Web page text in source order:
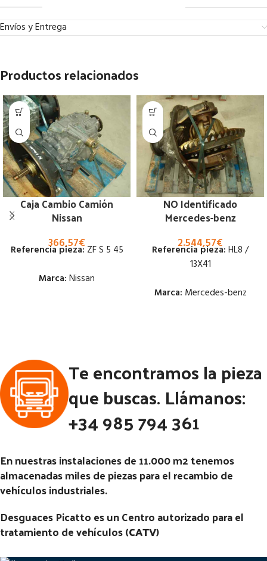
Envíos y Entrega
Productos relacionados
Caja Cambio Camión
Nissan
366,57€
Referencia pieza:ZF S 5 45
Marca: Nissan
Notas:[VP]NISSAN SERIE M
E1 130.15 | 01.92 - 12.96
Código Pieza:
45282
NO Identificado
Mercedes-benz
2.544,57€
Referencia pieza: HL8 /
13X41
Marca: Mercedes-benz
Notas:[VP]MERCEDES-BENZ
ACTROS I E2 1843 RG (4X2) |
02.96 - 02.01
Código Pieza:
Te encontramos la pieza
que buscas. Llámanos:
+34 985 794 361
En nuestras instalaciones de 11.000 m2 tenemos
almacenadas miles de piezas para el recambio de
vehículos industriales.
Desguaces Picatto es un Centro autorizado para el
tratamiento de vehículos (CATV)